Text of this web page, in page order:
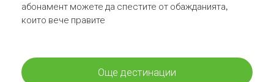
абонамент можете да спестите от обажданията,
които вече правите
Още дестинации